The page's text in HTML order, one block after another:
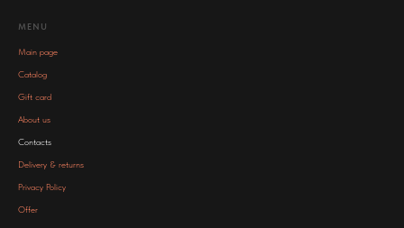
MENU
Main page
Catalog
Gift card
About us
Contacts
Delivery & returns
Privacy Policy
Offer